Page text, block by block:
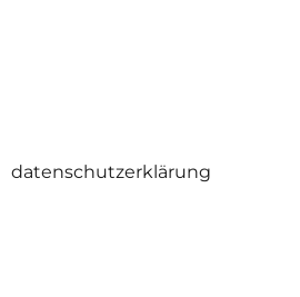
datenschutzerklärung